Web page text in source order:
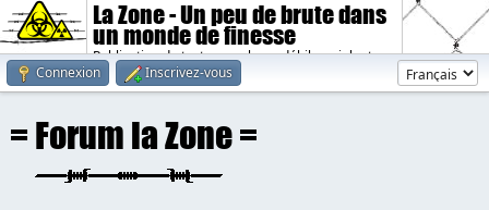
La Zone - Un peu de brute dans
un monde de finesse
Publication de textes sombres, débiles, violents.
Connexion
Inscrivez-vous